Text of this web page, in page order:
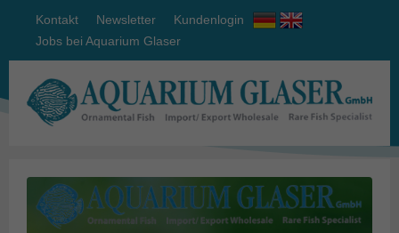
Kontakt Newsletter
Kundenlogin
Jobs bei Aquarium Glaser